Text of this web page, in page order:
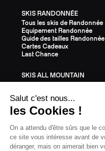
SKIS RANDONNÉE
Tous les skis de Randonnée
Equipement Randonnée
Guide des tailles Randonnée
Cartes Cadeaux
Last Chance
SKIS ALL MOUNTAIN
Guide des tailles All Mountain
Cartes Cadeaux
Last Chance
ÉQUIPEMENT
Tout l'Équipement